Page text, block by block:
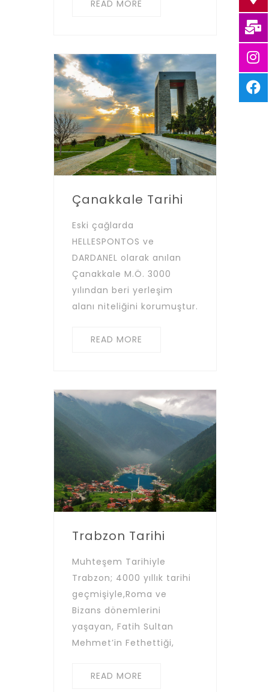
READ MORE
Çanakkale Tarihi
Eski çağlarda
HELLESPONTOS ve
DARDANEL olarak anılan
Çanakkale M.Ö. 3000
yılından beri yerleşim
alanı niteliğini korumuştur.
READ MORE
Trabzon Tarihi
Muhteşem Tarihiyle
Trabzon; 4000 yıllık tarihi
geçmişiyle,Roma ve
Bizans dönemlerini
yaşayan, Fatih Sultan
Mehmet’in Fethettiği,
READ MORE